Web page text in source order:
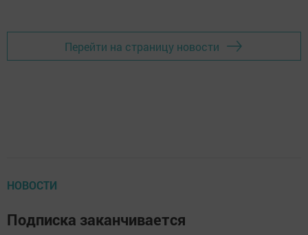
Перейти на страницу новости
НОВОСТИ
Подписка заканчивается